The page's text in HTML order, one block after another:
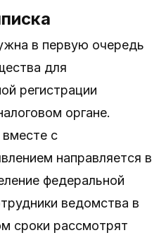
в первую очередь
для
регистрации
органе.
с
направляется в
федеральной
ведомства в
сроки рассмотрят